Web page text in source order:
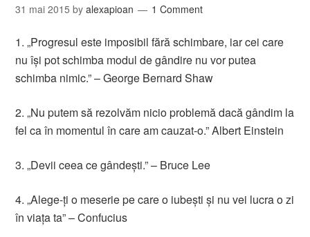
31 mai 2015 byalexapioan 1 Comment
1. „Progresul este imposibil fără schimbare, iar cei care
nu îşi pot schimba modul de gândire nu vor putea
schimba nimic.” – George Bernard Shaw
2. „Nu putem să rezolvăm nicio problemă dacă gândim la
fel ca în momentul în care am cauzat-o.” Albert Einstein
3. „Devii ceea ce gândeşti.” – Bruce Lee
4. „Alege-ţi o meserie pe care o iubeşti şi nu vei lucra o zi
în viaţa ta” – Confucius